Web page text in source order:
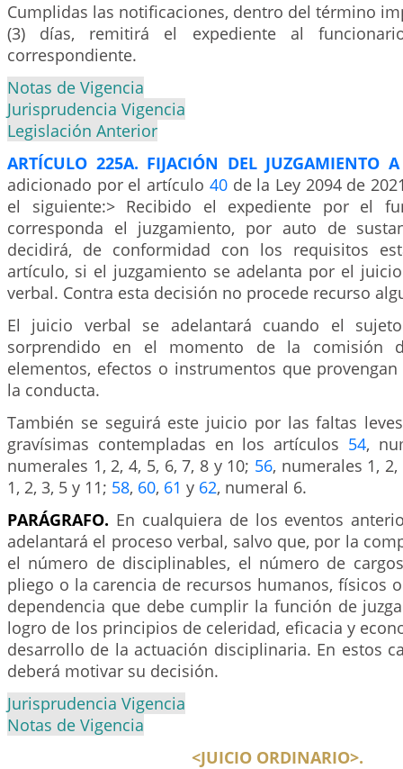
Cumplidas las notificaciones, dentro del término
(3) días, remitirá el expediente al
correspondiente.
Notas de Vigencia
Jurisprudencia Vigencia
Legislación Anterior
ARTÍCULO 225A. FIJACIÓN DEL JUZGAMIENTO A
adicionado por el artículo 40de la Ley 2094 de
el siguiente:> Recibido el expediente por el
corresponda el juzgamiento, por auto de
decidirá, de conformidad con los requisitos
artículo, si el juzgamiento se adelanta por el
verbal. Contra esta decisión no procede recurso
El juicio verbal se adelantará cuando el
sorprendido en el momento de la
elementos, efectos o instrumentos que
la conducta.
También se seguirá este juicio por las faltas
gravísimas contempladas en los artículos 54,
numerales 1, 2, 4, 5, 6, 7, 8 y 10; 56, numerales 1,
1, 2, 3, 5 y 11; 58, 60, 61 y 62, numeral 6.
PARÁGRAFO. En cualquiera de los eventos
adelantará el proceso verbal, salvo que, por la
el número de disciplinables, el número de
pliego o la carencia de recursos humanos, físicos
dependencia que debe cumplir la función de
logro de los principios de celeridad, eficacia y
desarrollo de la actuación disciplinaria. En estos
deberá motivar su decisión.
Jurisprudencia Vigencia
Notas de Vigencia
<JUICIO ORDINARIO>.